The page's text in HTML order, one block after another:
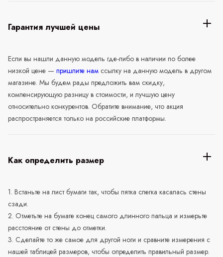
Гарантия лучшей цены
Если вы нашли данную модель где-либо в наличии по более
низкой цене — пришлите нам ссылку на данную модель в другом
магазине. Мы будем рады предложить вам скидку,
компенсирующую разницу в стоимости, и лучшую цену
относительно конкурентов. Обратите внимание, что акция
распространяется только на российские платформы.
Как определить размер
1. Встаньте на лист бумаги так, чтобы пятка слегка касалась стены
сзади.
2. Отметьте на бумаге конец самого длинного пальца и измерьте
расстояние от стены до отметки.
3. Сделайте то же самое для другой ноги и сравните измерения с
нашей таблицей размеров, чтобы определить правильный размер.